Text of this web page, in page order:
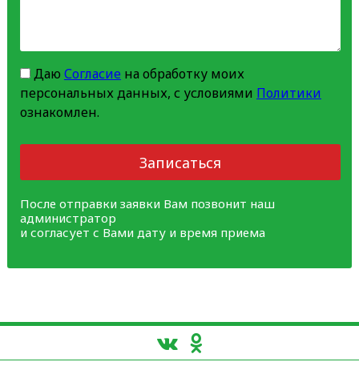
Даю Согласиена обработку моих
персональных данных, с условиями Политики
ознакомлен.
Записаться
После отправки заявки Вам позвонит наш
администратор
и согласует с Вами дату и время приема